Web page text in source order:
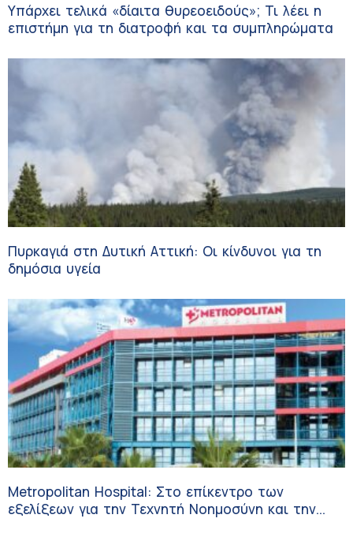
Υπάρχει τελικά «δίαιτα θυρεοειδούς»; Τι λέει η
επιστήμη για τη διατροφή και τα συμπληρώματα
Πυρκαγιά στη Δυτική Αττική: Οι κίνδυνοι για τη
δημόσια υγεία
Metropolitan Hospital: Στο επίκεντρο των
εξελίξεων για την Τεχνητή Νοημοσύνη και την